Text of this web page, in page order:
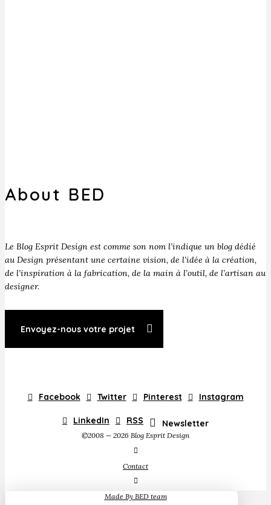
About BED
Le Blog Esprit Design est comme son nom l’indique un blog dédié
au Design présentant une certaine vision, de l’idée à la création,
de l’inspiration à la fabrication, de la main à l’outil, de l’artisan au
designer.
Envoyez-nous votre projet
Facebook Twitter Pinterest Instagram
LinkedIn RSS Newsletter
©2008 — 2026 Blog Esprit Design
Contact
Made By BED team